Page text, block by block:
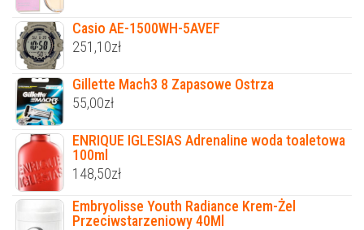
Casio AE-1500WH-5AVEF
251,10zł
Gillette Mach3 8 Zapasowe Ostrza
55,00zł
ENRIQUE IGLESIAS Adrenaline woda toaletowa
100ml
148,50zł
Embryolisse Youth Radiance Krem-Żel
Przeciwstarzeniowy 40Ml